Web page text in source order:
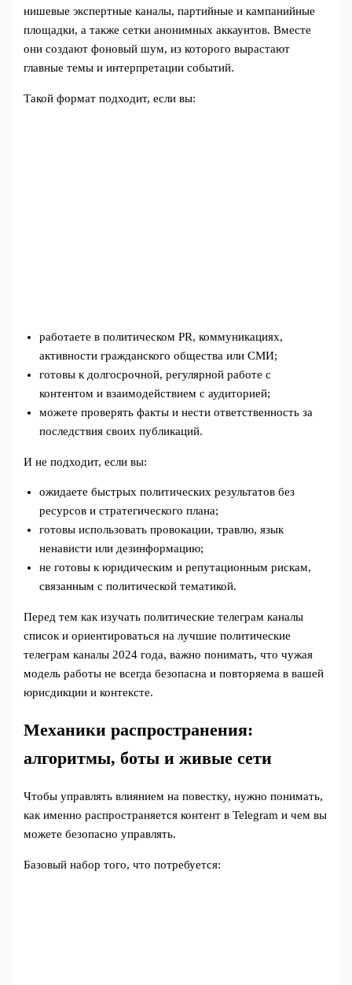
нишевые экспертные каналы, партийные и кампанийные
площадки, а также сетки анонимных аккаунтов. Вместе
они создают фоновый шум, из которого вырастают
главные темы и интерпретации событий.
Такой формат подходит, если вы:
работаете в политическом PR, коммуникациях,
активности гражданского общества или СМИ;
готовы к долгосрочной, регулярной работе с
контентом и взаимодействием с аудиторией;
можете проверять факты и нести ответственность за
последствия своих публикаций.
И не подходит, если вы:
ожидаете быстрых политических результатов без
ресурсов и стратегического плана;
готовы использовать провокации, травлю, язык
ненависти или дезинформацию;
не готовы к юридическим и репутационным рискам,
связанным с политической тематикой.
Перед тем как изучать политические телеграм каналы
список и ориентироваться на лучшие политические
телеграм каналы 2024 года, важно понимать, что чужая
модель работы не всегда безопасна и повторяема в вашей
юрисдикции и контексте.
Механики распространения:
алгоритмы, боты и живые сети
Чтобы управлять влиянием на повестку, нужно понимать,
как именно распространяется контент в Telegram и чем вы
можете безопасно управлять.
Базовый набор того, что потребуется: